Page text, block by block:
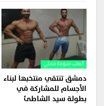
ألعاب منوعة محلي
دمشق تنتقي منتخبها لبناء
الأجسام للمشاركة في
بطولة سيد الشاطئ